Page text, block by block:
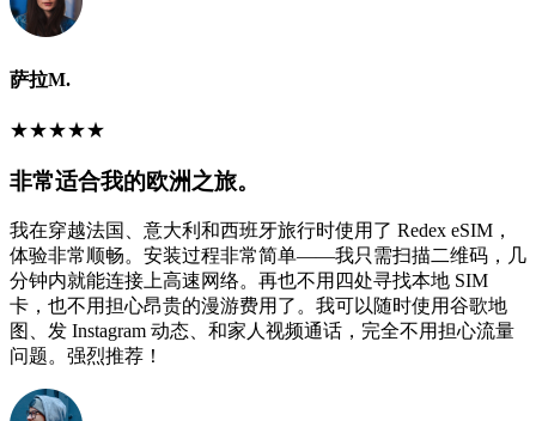
萨拉M.
★★★★★
非常适合我的欧洲之旅。
我在穿越法国、意大利和西班牙旅行时使用了 Redex eSIM，
体验非常顺畅。安装过程非常简单——我只需扫描二维码，几
分钟内就能连接上高速网络。再也不用四处寻找本地 SIM
卡，也不用担心昂贵的漫游费用了。我可以随时使用谷歌地
图、发 Instagram 动态、和家人视频通话，完全不用担心流量
问题。强烈推荐！